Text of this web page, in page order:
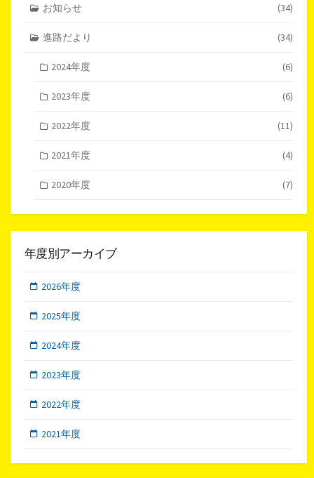
お知らせ (34)
進路だより (34)
2024年度 (6)
2023年度 (6)
2022年度 (11)
2021年度 (4)
2020年度 (7)
年度別アーカイブ
2026年度
2025年度
2024年度
2023年度
2022年度
2021年度